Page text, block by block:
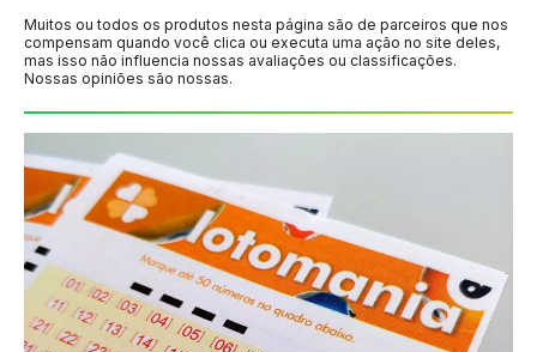
Muitos ou todos os produtos nesta página são de parceiros que nos
compensam quando você clica ou executa uma ação no site deles,
mas isso não influencia nossas avaliações ou classificações.
Nossas opiniões são nossas.